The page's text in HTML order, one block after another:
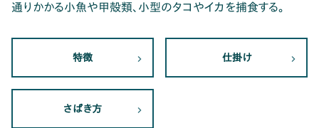
通りかかる小魚や甲殻類、小型のタコやイカを捕食する。
特徴 仕掛け
さばき方